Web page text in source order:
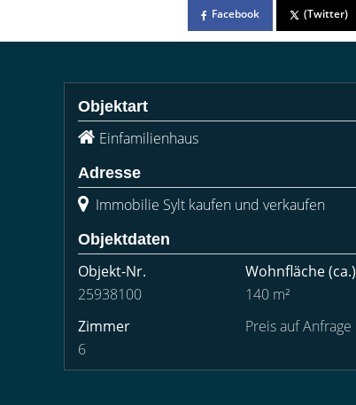
Facebook (Twitter)
Objektart
Einfamilienhaus
Adresse
Immobilie Sylt kaufen und verkaufen
Objektdaten
Objekt-Nr.
25938100
Wohnfläche(ca.)
140 m²
Zimmer
6
Preis auf Anfrage